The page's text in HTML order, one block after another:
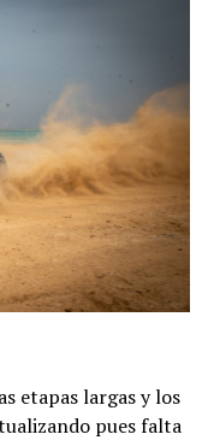
etapas largas y los
pues falta